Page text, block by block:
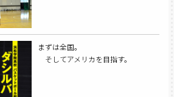
まずは全国。
そしてアメリカを目指す。